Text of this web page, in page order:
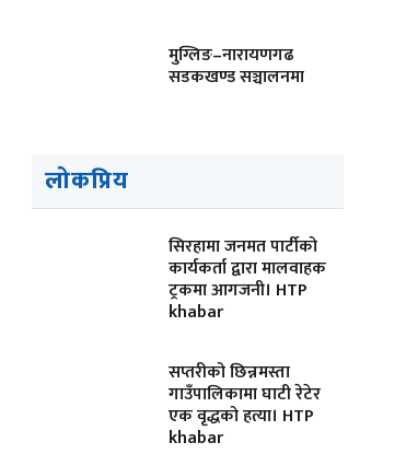
मुग्लिङ–नारायणगढ
सडकखण्ड सञ्चालनमा
लोकप्रिय
सिरहामा जनमत पार्टीको
कार्यकर्ता द्वारा मालवाहक
ट्रकमा आगजनी। HTP
khabar
सप्तरीको छिन्नमस्ता
गाउँपालिकामा घाटी रेटेर
एक वृद्धको हत्या। HTP
khabar